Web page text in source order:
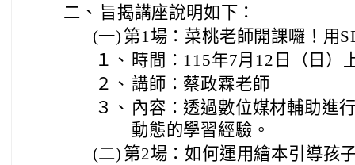
二、 旨揭講座說明如下：
(一) 第1場：菜桃老師開課囉！用
１、 時間：115年7月12日（日）
２、 講師：蔡政霖老師
３、 內容：透過數位媒材輔助進
動態的學習經驗。
(二) 第2場：如何運用繪本引導孩